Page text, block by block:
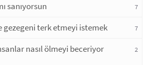
sanıyorsun 7
gezegeni terk etmeyi istemek 7
nasıl ölmeyi beceriyor
2